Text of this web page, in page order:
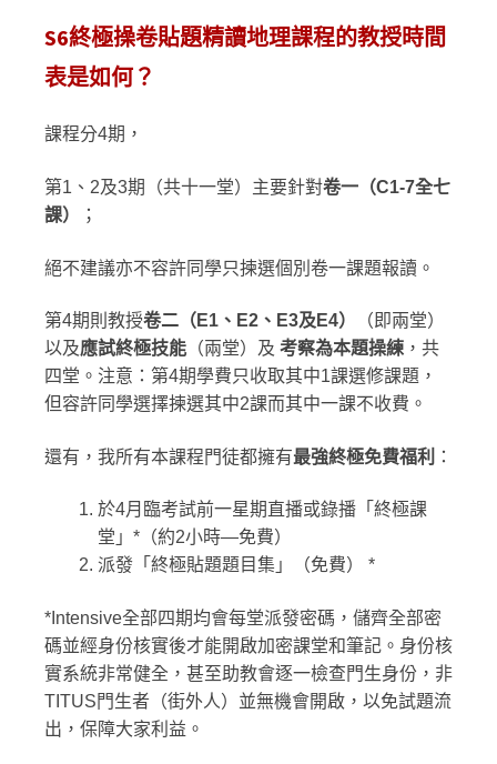
S6終極操卷貼題精讀地理課程的教授時間
表是如何？
課程分4期，
第1、2及3期（共十一堂）主要針對卷一（C1-7全七
課）
；
絕不建議亦不容許同學只揀選個別卷一課題報讀。
第4期則教授卷二（ E1 、E2 、E3及E4）
（即兩堂）
以及應試終極技能 （兩堂）及 考察為本題操練 ，共
四堂。注意：第4期學費只收取其中1課選修課題，
但容許同學選擇揀選其中2課而其中一課不收費。
還有，我所有本課程門徒都擁有最強終極免費福利 ：
於4月臨考試前一星期直播或錄播「終極課
堂」*（約2小時—免費）
派發「終極貼題題目集」（免費） *
*Intensive全部四期均會每堂派發密碼，儲齊全部密
碼並經身份核實後才能開啟加密課堂和筆記。身份核
實系統非常健全，甚至助教會逐一檢查門生身份，非
TITUS門生者（街外人）並無機會開啟，以免試題流
出，保障大家利益。